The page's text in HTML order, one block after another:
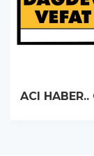
ACI HABER..